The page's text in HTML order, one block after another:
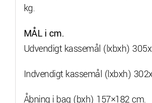
kg.
MÅL i cm.
Udvendigt kassemål (lxbxh)
Indvendigt kassemål (lxbxh)
Åbning i bag (bxh) 157×182 cm.